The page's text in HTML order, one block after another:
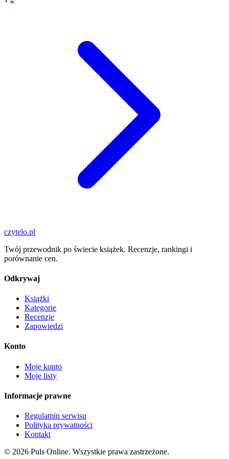
czytelo.pl
Twój przewodnik po świecie książek. Recenzje, rankingi i
porównanie cen.
Odkrywaj
Książki
Kategorie
Recenzje
Zapowiedzi
Konto
Moje konto
Moje listy
Informacje prawne
Regulamin serwisu
Polityka prywatności
Kontakt
© 2026 Puls Online. Wszystkie prawa zastrzeżone.